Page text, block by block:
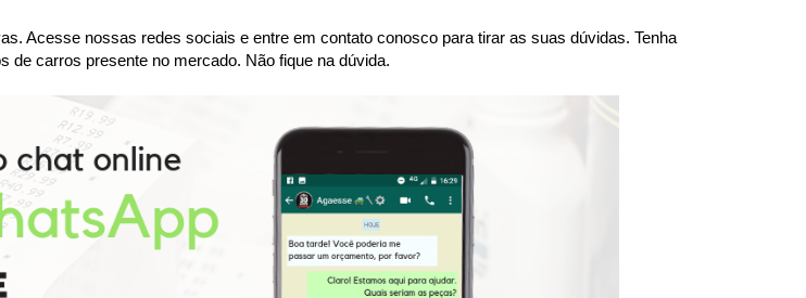
Acesse nossas redes sociais e entre em contato conosco para tirar as suas dúvidas. Tenha
carros presente no mercado. Não fique na dúvida.